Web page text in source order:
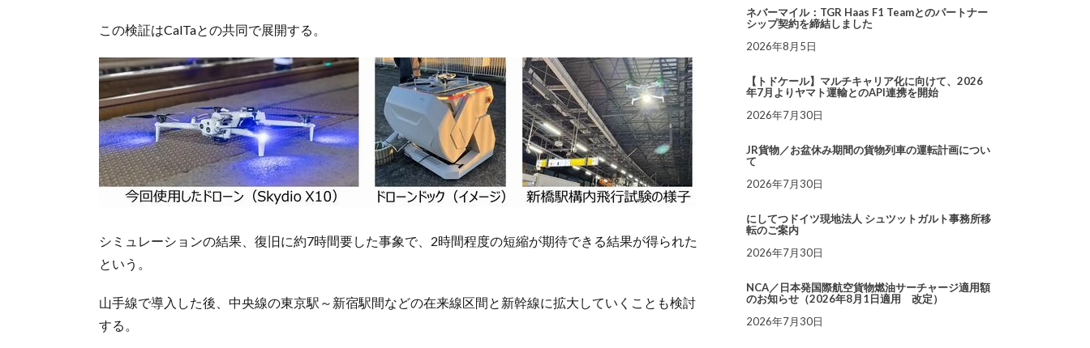
この検証はCalTaとの共同で展開する。
シミュレーションの結果、復旧に約7時間要した事象で、2時間程度の短縮が期待できる結果が得られた
という。
山手線で導入した後、中央線の東京駅～新宿駅間などの在来線区間と新幹線に拡大していくことも検討
する。
ネバーマイル：TGR Haas F1 Teamとのパートナー
シップ契約を締結しました
2026年8月5日
【トドケール】マルチキャリア化に向けて、2026
年7月よりヤマト運輸とのAPI連携を開始
2026年7月30日
JR貨物／お盆休み期間の貨物列車の運転計画につい
て
2026年7月30日
にしてつドイツ現地法人 シュツットガルト事務所移
転のご案内
2026年7月30日
NCA／日本発国際航空貨物燃油サーチャージ適用額
のお知らせ（2026年8月1日適用 改定）
2026年7月30日